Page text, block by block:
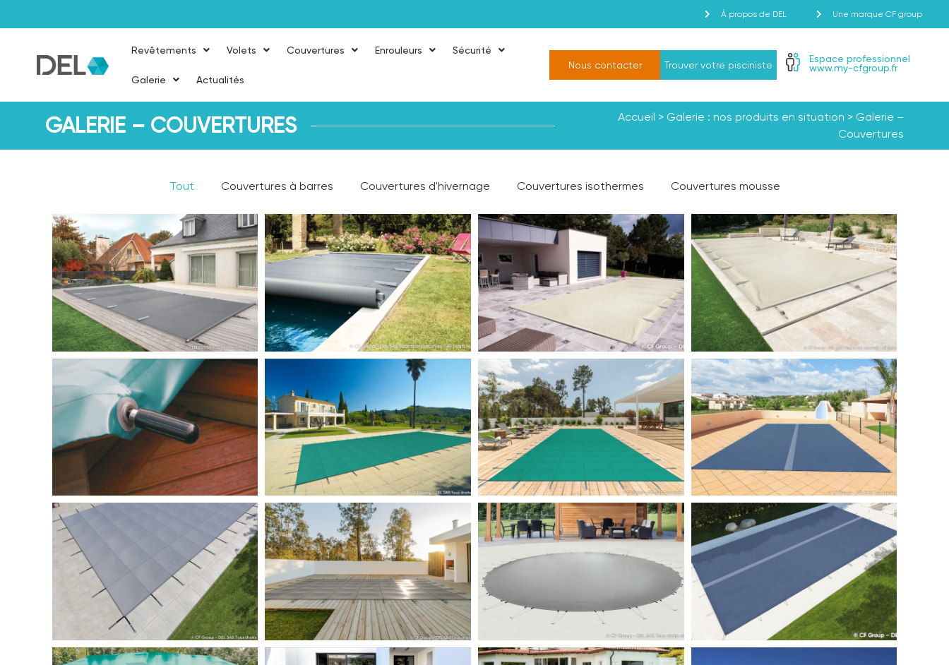
À propos de DEL Une marque CF group
Revêtements Volets Couvertures Enrouleurs Sécurité
Galerie Actualités
Nous contacter Trouver votre pisciniste
Espace professionnel
www.my-cfgroup.fr
GALERIE – COUVERTURES Accueil > Galerie : nos produits en situation > Galerie –
Couvertures
Tout Couvertures à barres Couvertures d'hivernage Couvertures isothermes Couvertures mousse